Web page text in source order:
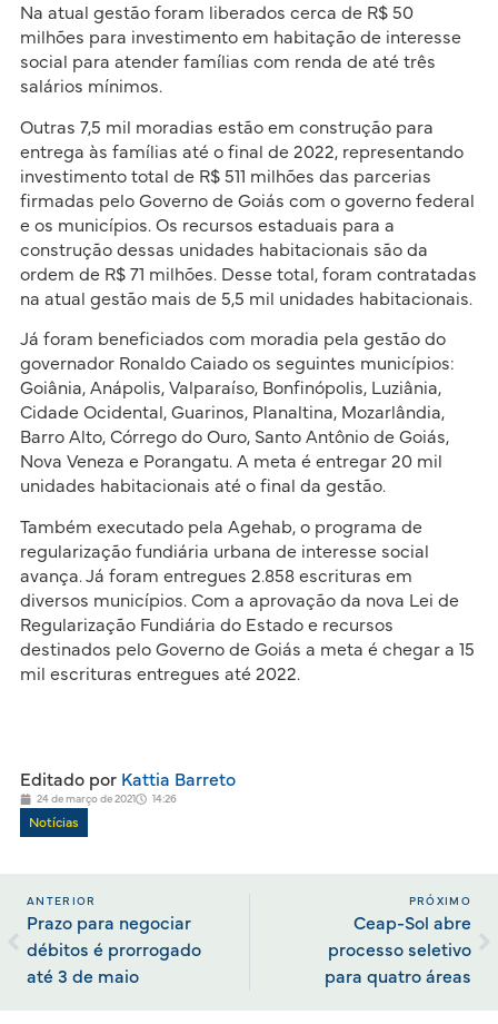
Na atual gestão foram liberados cerca de R$ 50
milhões para investimento em habitação de interesse
social para atender famílias com renda de até três
salários mínimos.
Outras 7,5 mil moradias estão em construção para
entrega às famílias até o final de 2022, representando
investimento total de R$ 511 milhões das parcerias
firmadas pelo Governo de Goiás com o governo federal
e os municípios. Os recursos estaduais para a
construção dessas unidades habitacionais são da
ordem de R$ 71 milhões. Desse total, foram contratadas
na atual gestão mais de 5,5 mil unidades habitacionais.
Já foram beneficiados com moradia pela gestão do
governador Ronaldo Caiado os seguintes municípios:
Goiânia, Anápolis, Valparaíso, Bonfinópolis, Luziânia,
Cidade Ocidental, Guarinos, Planaltina, Mozarlândia,
Barro Alto, Córrego do Ouro, Santo Antônio de Goiás,
Nova Veneza e Porangatu. A meta é entregar 20 mil
unidades habitacionais até o final da gestão.
Também executado pela Agehab, o programa de
regularização fundiária urbana de interesse social
avança. Já foram entregues 2.858 escrituras em
diversos municípios. Com a aprovação da nova Lei de
Regularização Fundiária do Estado e recursos
destinados pelo Governo de Goiás a meta é chegar a 15
mil escrituras entregues até 2022.
Editado porKattia Barreto
24 de março de 2021 14:26
Notícias
ANTERIOR
Prazo para negociar
débitos é prorrogado
até 3 de maio
PRÓXIMO
Ceap-Sol abre
processo seletivo
para quatro áreas